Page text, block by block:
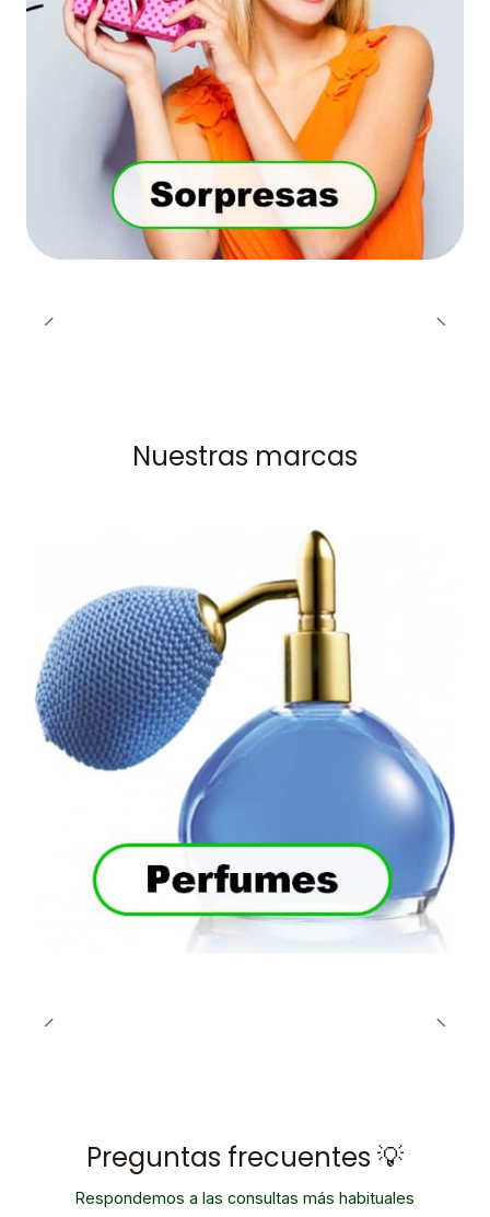
Nuestras marcas
Preguntas frecuentes 💡
Respondemos a las consultas más habituales